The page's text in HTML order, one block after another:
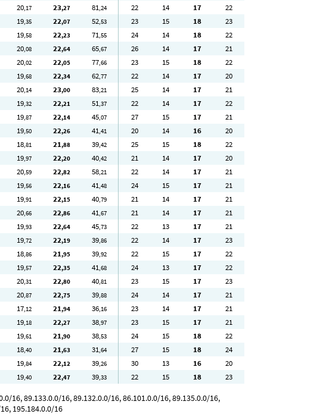
20,17 23,27 81,24 22 14 17
22
19,35 22,07 52,53 23 15 18
23
19,58 22,23 71,55 24 14 18
22
20,08 22,64 65,67 26 14 17
21
20,02 22,05 77,66 23 15 18
22
19,68 22,34 62,77 22 14 17
20
20,14 23,00 83,21 25 14 17
21
19,32 22,21 51,37 22 14 17
22
19,87 22,14 45,07 27 15 17
21
19,50 22,26 41,41 20 14 16
20
18,81 21,88 39,42 25 15 18
22
19,97 22,20 40,42 21 14 17
20
20,59 22,82 58,21 22 14 17
21
19,56 22,16 41,48 24 15 17
21
19,91 22,15 40,79 21 14 17
21
20,66 22,86 41,67 21 14 17
21
19,93 22,64 45,73 22 13 17
21
19,72 22,19 39,86 22 14 17
23
18,86 21,95 39,92 22 15 17
22
19,57 22,35 41,68 24 13 17
22
20,31 22,80 40,81 23 15 17
23
20,87 22,75 39,88 24 14 17
21
17,12 21,94 36,16 23 14 17
21
19,18 22,27 38,97 23 15 17
21
19,61 21,90 38,53 24 15 18
22
18,40 21,63 31,64 27 15 18
24
19,84 22,12 39,26 30 13 16
20
19,40 22,47 39,33 22 15 18 23
16, 89.133.0.0/16, 89.132.0.0/16, 86.101.0.0/16, 89.135.0.0/16,
195.184.0.0/16